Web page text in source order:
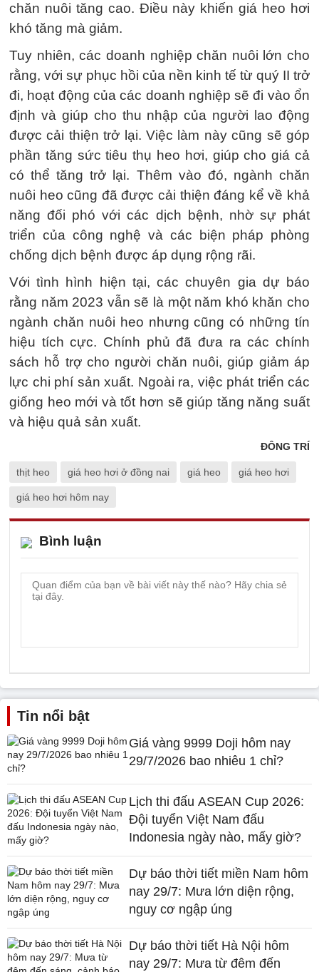
chăn nuôi tăng cao. Điều này khiến giá heo hơi
khó tăng mà giảm.
Tuy nhiên, các doanh nghiệp chăn nuôi lớn cho
rằng, với sự phục hồi của nền kinh tế từ quý II trở
đi, hoạt động của các doanh nghiệp sẽ đi vào ổn
định và giúp cho thu nhập của người lao động
được cải thiện trở lại. Việc làm này cũng sẽ góp
phần tăng sức tiêu thụ heo hơi, giúp cho giá cả
có thể tăng trở lại. Thêm vào đó, ngành chăn
nuôi heo cũng đã được cải thiện đáng kể về khả
năng đối phó với các dịch bệnh, nhờ sự phát
triển của công nghệ và các biện pháp phòng
chống dịch bệnh được áp dụng rộng rãi.
Với tình hình hiện tại, các chuyên gia dự báo
rằng năm 2023 vẫn sẽ là một năm khó khăn cho
ngành chăn nuôi heo nhưng cũng có những tín
hiệu tích cực. Chính phủ đã đưa ra các chính
sách hỗ trợ cho người chăn nuôi, giúp giảm áp
lực chi phí sản xuất. Ngoài ra, việc phát triển các
giống heo mới và tốt hơn sẽ giúp tăng năng suất
và hiệu quả sản xuất.
ĐÔNG TRÍ
thịt heo giá heo hơi ở đồng nai giá heo giá heo hơi
giá heo hơi hôm nay
Bình luận
Tin nổi bật
Giá vàng 9999 Doji hôm nay
29/7/2026 bao nhiêu 1 chỉ?
Lịch thi đấu ASEAN Cup 2026:
Đội tuyển Việt Nam đấu
Indonesia ngày nào, mấy giờ?
Dự báo thời tiết miền Nam hôm
nay 29/7: Mưa lớn diện rộng,
nguy cơ ngập úng
Dự báo thời tiết Hà Nội hôm
nay 29/7: Mưa từ đêm đến